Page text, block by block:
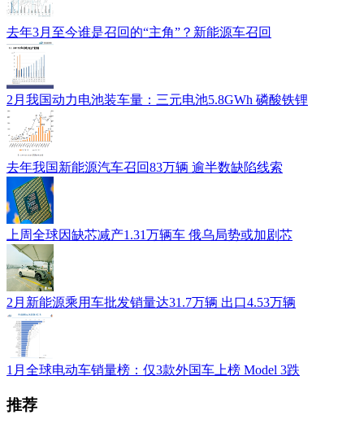
去年3月至今谁是召回的“主角”？新能源车召回
2月我国动力电池装车量：三元电池5.8GWh 磷酸铁锂
去年我国新能源汽车召回83万辆 逾半数缺陷线索
上周全球因缺芯减产1.31万辆车 俄乌局势或加剧芯
2月新能源乘用车批发销量达31.7万辆 出口4.53万辆
1月全球电动车销量榜：仅3款外国车上榜 Model 3跌
推荐